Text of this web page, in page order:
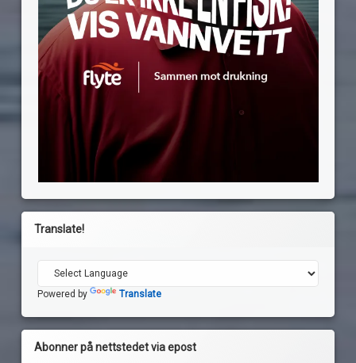
Translate!
Powered by Translate
Abonner på nettstedet via epost